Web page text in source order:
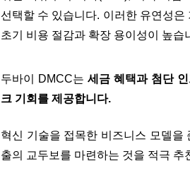
선택할 수 있습니다. 이러한 유연성은
초기 비용 절감과 확장 용이성이 높습
두바이 DMCC는 세금 혜택과 첨단
크 기회를 제공합니다.
혁신 기술을 접목한 비즈니스 모델
출의 교두보를 마련하는 것을 적극 추